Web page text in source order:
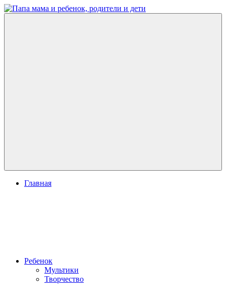
Перейти
к
Главная
Ребенок
Мультики
Творчество